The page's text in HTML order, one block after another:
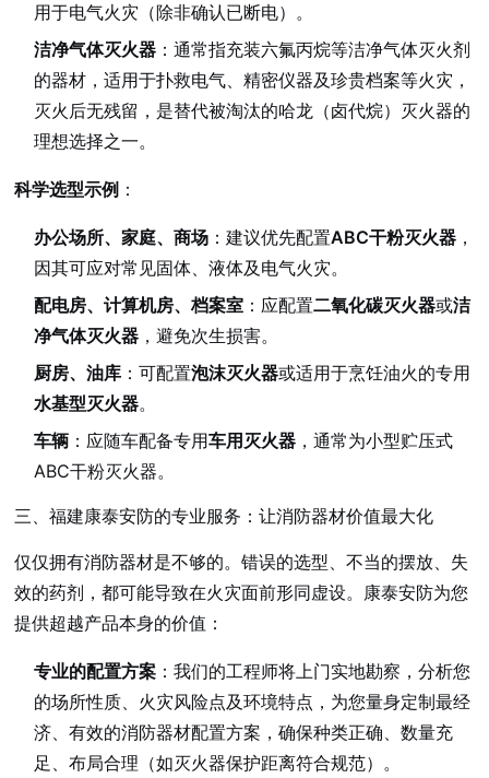
用于电气火灾（除非确认已断电）。
洁净气体灭火器 ：通常指充装六氟丙烷等洁净气体灭火剂
的器材，适用于扑救电气、精密仪器及珍贵档案等火灾，
灭火后无残留，是替代被淘汰的哈龙（卤代烷）灭火器的
理想选择之一。
科学选型示例 ：
办公场所、家庭、商场 ：建议优先配置ABC干粉灭火器 ，
因其可应对常见固体、液体及电气火灾。
配电房、计算机房、档案室 ：应配置二氧化碳灭火器或洁
净气体灭火器 ，避免次生损害。
厨房、油库 ：可配置泡沫灭火器或适用于烹饪油火的专用
水基型灭火器。
车辆 ：应随车配备专用车用灭火器 ，通常为小型贮压式
ABC干粉灭火器。
三、福建康泰安防的专业服务：让消防器材价值最大化
仅仅拥有消防器材是不够的。错误的选型、不当的摆放、失
效的药剂，都可能导致在火灾面前形同虚设。康泰安防为您
提供超越产品本身的价值：
专业的配置方案 ：我们的工程师将上门实地勘察，分析您
的场所性质、火灾风险点及环境特点，为您量身定制最经
济、有效的消防器材配置方案，确保种类正确、数量充
足、布局合理（如灭火器保护距离符合规范）。